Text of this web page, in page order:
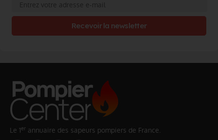
Recevoir la newsletter
Le 1er annuaire des sapeurs pompiers de France.